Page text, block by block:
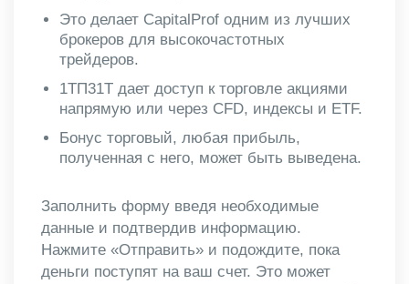
Это делает CapitalProf одним из лучших
брокеров для высокочастотных
трейдеров.
1ТП31Т дает доступ к торговле акциями
напрямую или через CFD, индексы и ETF.
Бонус торговый, любая прибыль,
полученная с него, может быть выведена.
Заполнить форму введя необходимые
данные и подтвердив информацию.
Нажмите «Отправить» и подождите, пока
деньги поступят на ваш счет. Это может